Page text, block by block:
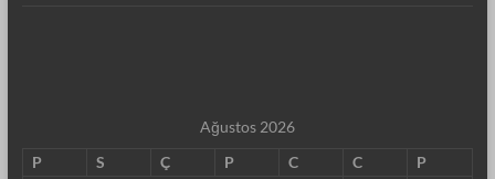
Ağustos 2026
P
S Ç P C C
P